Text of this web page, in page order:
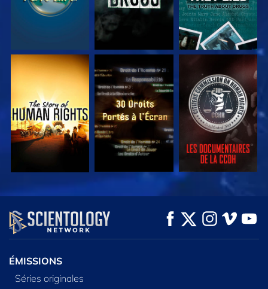
REGARDER REGARDER REGARDER
REGARDER REGARDER
DÉCOUVRIR LES
SÉRIES
ÉMISSIONS
Séries originales